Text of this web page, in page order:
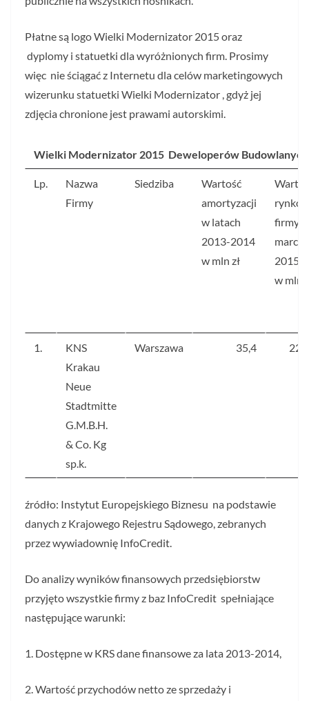
Płatne są logo Wielki Modernizator 2015 oraz
dyplomy i statuetki dla wyróżnionych firm. Prosimy
więc nie ściągać z Internetu dla celów marketingowych
wizerunku statuetki Wielki Modernizator , gdyż jej
zdjęcia chronione jest prawami autorskimi.
Wielki Modernizator 2015 Deweloperów Budowlanych
Lp.
Nazwa
Firmy
Siedziba
Wartość
amortyzacji
w latach
2013-2014
w mln zł
firmy w
marcu
2015 r.
w mln
1.
KNS
Krakau
Neue
Stadtmitte
G.M.B.H.
& Co. Kg
sp.k.
Warszawa 35,4
źródło: Instytut Europejskiego Biznesu na podstawie
danych z Krajowego Rejestru Sądowego, zebranych
przez wywiadownię InfoCredit.
Do analizy wyników finansowych przedsiębiorstw
przyjęto wszystkie firmy z baz InfoCredit spełniające
następujące warunki:
1. Dostępne w KRS dane finansowe za lata 2013-2014,
2. Wartość przychodów netto ze sprzedaży i